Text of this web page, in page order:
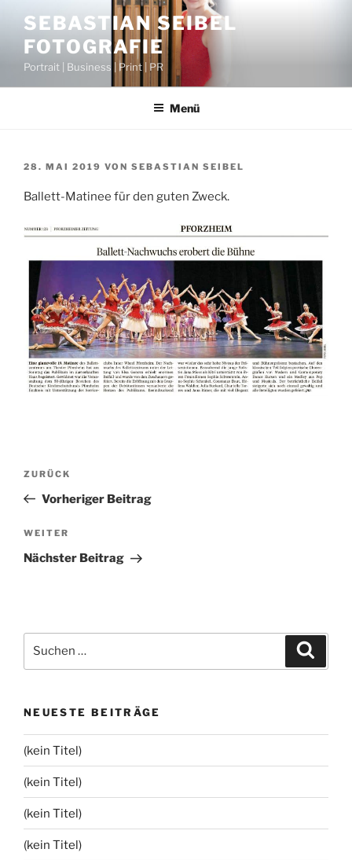
Inhalt
springen
SEBASTIAN SEIBEL
FOTOGRAFIE
Portrait | Business | Print | PR
Menü
VERÖFFENTLICHT
28. MAI 2019 VON SEBASTIAN SEIBEL
Ballett-Matinee für den guten Zweck.
Beitragsnavigation
Vorheriger
Beitrag
ZURÜCK
Vorheriger Beitrag
Nächster
Beitrag
WEITER
Nächster Beitrag
nach:
NEUESTE BEITRÄGE
(kein Titel)
(kein Titel)
(kein Titel)
(kein Titel)